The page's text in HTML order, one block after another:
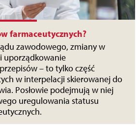
farmaceutycznych?
zawodowego, zmiany w
uporządkowanie
– to tylko część
w interpelacji skierowanej do
Posłowie podejmują w niej
uregulowania statusu